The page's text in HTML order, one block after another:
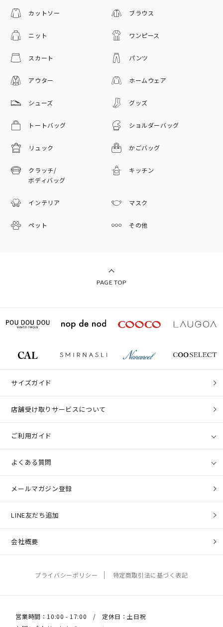
カットソー ブラウス
ニット ワンピース
スカート パンツ
アウター ホームウェア
シューズ グッズ
トートバッグ ショルダーバッグ
リュック かごバッグ
クラッチ/
ボディバッグ
キッチン
インテリア マスク
ペット その他
PAGE TOP
サイズガイド
店舗受け取りサービスについて
ご利用ガイド
よくある質問
メールマガジン登録
LINE友だち追加
会社概要
プライバシーポリシー 特定商取引法に基づく表記
営業時間：10:00 - 17:00 / 定休日：土日祝